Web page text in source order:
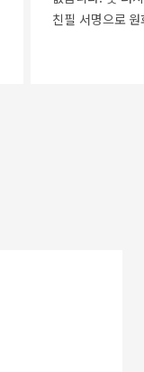
친필 서명으로